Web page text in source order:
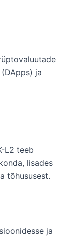
ja
L2 teeb
lisades
tõhususest.
ja